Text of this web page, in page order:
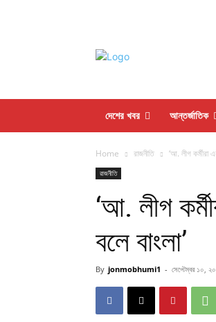
দেশের খবর আন্তর্জাতিক
Home রাজনীতি ‘আ. লীগ কর্মীরা
রাজনীতি
‘আ. লীগ
বলে বাংলা’
By jonmobhumi1 - সেপ্টেম্বর ১০,